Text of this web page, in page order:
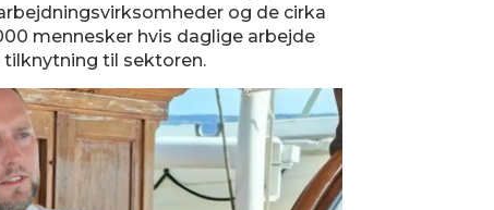
og de cirka
mennesker hvis daglige arbejde
tilknytning til sektoren.